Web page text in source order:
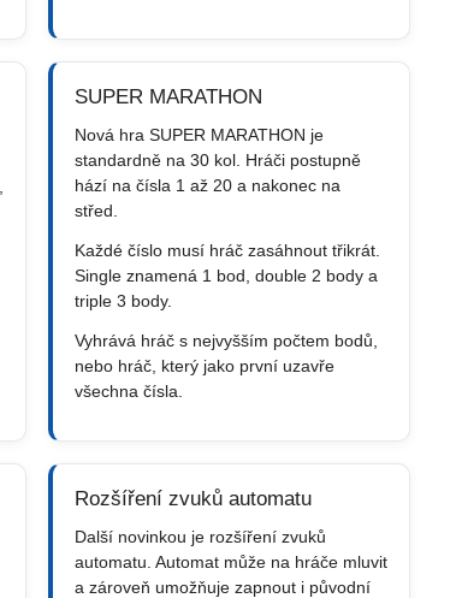
SUPER MARATHON
Nová hra SUPER MARATHON je
standardně na 30 kol. Hráči postupně
hází na čísla 1 až 20 a nakonec na
střed.
Každé číslo musí hráč zasáhnout třikrát.
Single znamená 1 bod, double 2 body a
triple 3 body.
Vyhrává hráč s nejvyšším počtem bodů,
nebo hráč, který jako první uzavře
všechna čísla.
Rozšíření zvuků automatu
Další novinkou je rozšíření zvuků
automatu. Automat může na hráče mluvit
a zároveň umožňuje zapnout i původní